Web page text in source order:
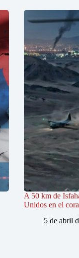
A 50 km de
Unidos en el
5 de abril